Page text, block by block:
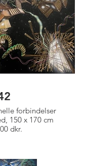
forbindelser
150 x 170 cm
dkr.